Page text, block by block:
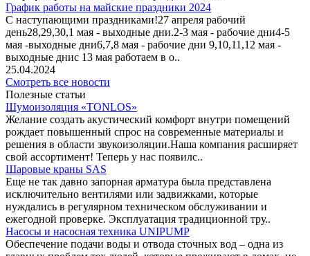
График работы на майские праздники 2024
С наступающими праздниками!27 апреля рабочий
день28,29,30,1 мая - выходные дни.2-3 мая - рабочие дни4-5
мая -выходные дни6,7,8 мая - рабочие дни 9,10,11,12 мая -
выходные днис 13 мая работаем в о..
25.04.2024
Смотреть все новости
Полезные статьи
Шумоизоляция «TONLOS»
Желание создать акустический комфорт внутри помещений
рождает повышенный спрос на современные материалы и
решения в области звукоизоляции.Наша компания расширяет
свой ассортимент! Теперь у нас появилс..
Шаровые краны SAS
Еще не так давно запорная арматура была представлена
исключительно вентилями или задвижками, которые
нуждались в регулярном техническом обслуживании и
ежегодной проверке. Эксплуатация традиционной тру..
Насосы и насосная техника UNIPUMP
Обеспечение подачи воды и отвода сточных вод – одна из